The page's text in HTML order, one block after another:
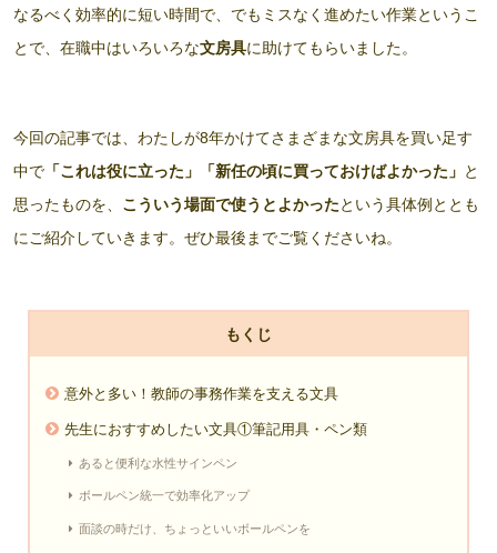
なるべく効率的に短い時間で、でもミスなく進めたい作業というこ
とで、在職中はいろいろな文房具に助けてもらいました。
今回の記事では、わたしが8年かけてさまざまな文房具を買い足す
中で 「これは役に立った」 「新任の頃に買っておけばよかった」 と
思ったものを、 こういう場面で使うとよかったという具体例ととも
にご紹介していきます。ぜひ最後までご覧くださいね。
もくじ
意外と多い！教師の事務作業を支える文具
先生におすすめしたい文具①筆記用具・ペン類
あると便利な水性サインペン
ボールペン統一で効率化アップ
面談の時だけ、ちょっといいボールペンを